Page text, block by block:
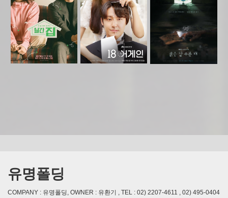
유명폴딩
COMPANY : 유명폴딩, OWNER : 유환기 , TEL : 02) 2207-4611 , 02) 495-0404